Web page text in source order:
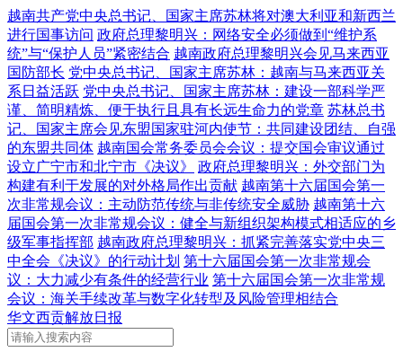
越南共产党中央总书记、国家主席苏林将对澳大利亚和新西兰
进行国事访问 政府总理黎明兴：网络安全必须做到“维护系
统”与“保护人员”紧密结合 越南政府总理黎明兴会见马来西亚
国防部长 党中央总书记、国家主席苏林：越南与马来西亚关
系日益活跃 党中央总书记、国家主席苏林：建设一部科学严
谨、简明精炼、便于执行且具有长远生命力的党章 苏林总书
记、国家主席会见东盟国家驻河内使节：共同建设团结、自强
的东盟共同体 越南国会常务委员会会议：提交国会审议通过
设立广宁市和北宁市《决议》
政府总理黎明兴：外交部门为
构建有利于发展的对外格局作出贡献 越南第十六届国会第一
次非常规会议：主动防范传统与非传统安全威胁 越南第十六
届国会第一次非常规会议：健全与新组织架构模式相适应的乡
级军事指挥部 越南政府总理黎明兴：抓紧完善落实党中央三
中全会《决议》的行动计划 第十六届国会第一次非常规会
议：大力减少有条件的经营行业 第十六届国会第一次非常规
会议：海关手续改革与数字化转型及风险管理相结合
华文西贡解放日报